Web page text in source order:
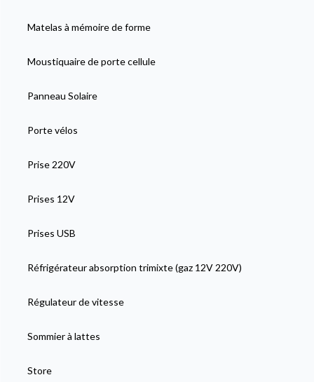
Matelas à mémoire de forme
Moustiquaire de porte cellule
Panneau Solaire
Porte vélos
Prise 220V
Prises 12V
Prises USB
Réfrigérateur absorption trimixte (gaz 12V 220V)
Régulateur de vitesse
Sommier à lattes
Store